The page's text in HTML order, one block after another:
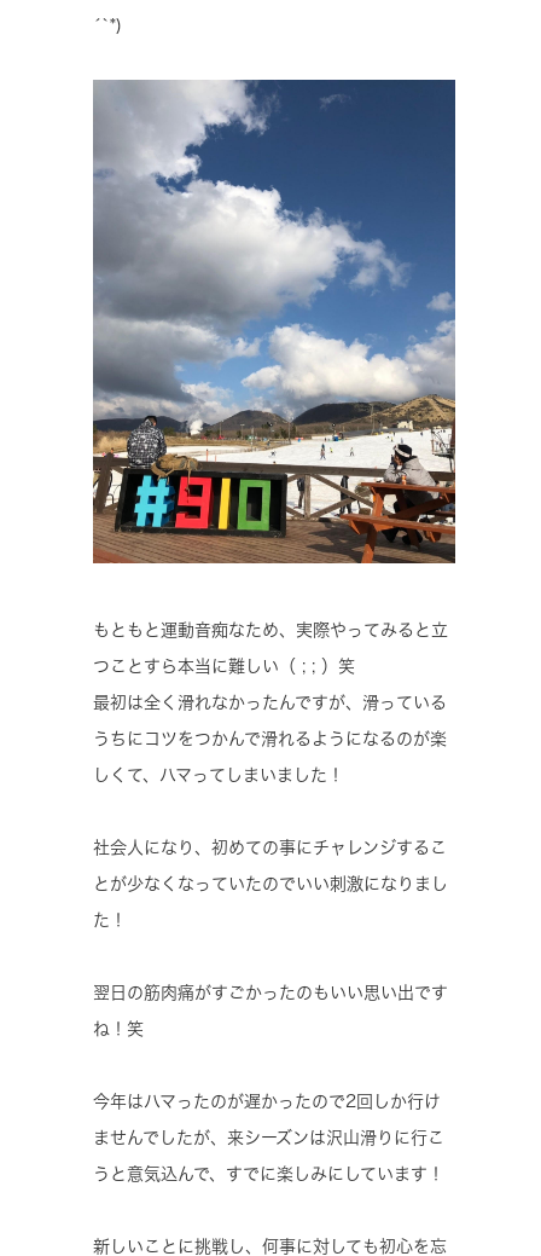
´`*)
もともと運動音痴なため、実際やってみると立
つことすら本当に難しい（ ; ; ）笑
最初は全く滑れなかったんですが、滑っている
うちにコツをつかんで滑れるようになるのが楽
しくて、ハマってしまいました！
社会人になり、初めての事にチャレンジするこ
とが少なくなっていたのでいい刺激になりまし
た！
翌日の筋肉痛がすごかったのもいい思い出です
ね！笑
今年はハマったのが遅かったので2回しか行け
ませんでしたが、来シーズンは沢山滑りに行こ
うと意気込んで、すでに楽しみにしています！
新しいことに挑戦し、何事に対しても初心を忘